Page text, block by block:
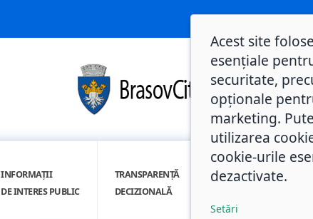
INFORMAȚII
DE INTERES PUBLIC
TRANSPARENȚĂ
DECIZIONALĂ
INTEGRITATE
Acest site
esențiale
securitate,
opționale
marketing.
utilizarea
cookie-urile
dezactivate.
Setări